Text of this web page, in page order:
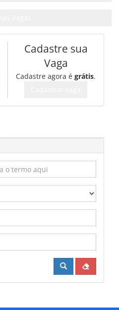
Cadastre sua
Vaga
Cadastre agora é grátis.